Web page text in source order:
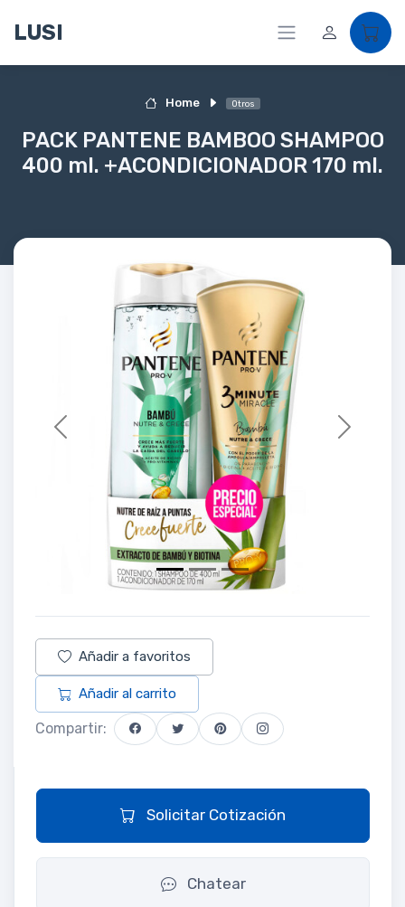
LUSI
Home Otros
PACK PANTENE BAMBOO SHAMPOO
400 ml. +ACONDICIONADOR 170 ml.
Previous Next
Añadir a favoritos
Añadir al carrito
Compartir:
Solicitar Cotización
Chatear